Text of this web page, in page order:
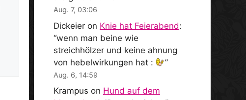
Aug. 7, 03:06
Dickeier on Knie hat Feierabend:
“wenn man beine wie
streichhölzer und keine ahnung
von hebelwirkungen hat :
”
Aug. 6, 14:59
Krampus on Hund auf dem